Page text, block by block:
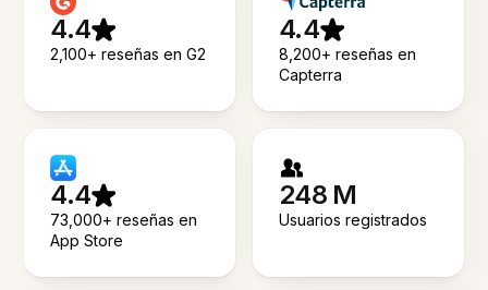
4.4
2,100+ reseñas en G2
4.4
8,200+ reseñas en
Capterra
4.4
73,000+ reseñas en
App Store
248 M
Usuarios registrados